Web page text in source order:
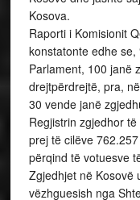
Kosova.
Raporti i Komisionit
konstatonte edhe
Parlament, 100 janë
drejtpërdrejtë, pra,
30 vende janë
Regjistrin zgjedhor
prej të cilëve
përqind të votuesve
Zgjedhjet në Kosovë
vëzhguesish nga